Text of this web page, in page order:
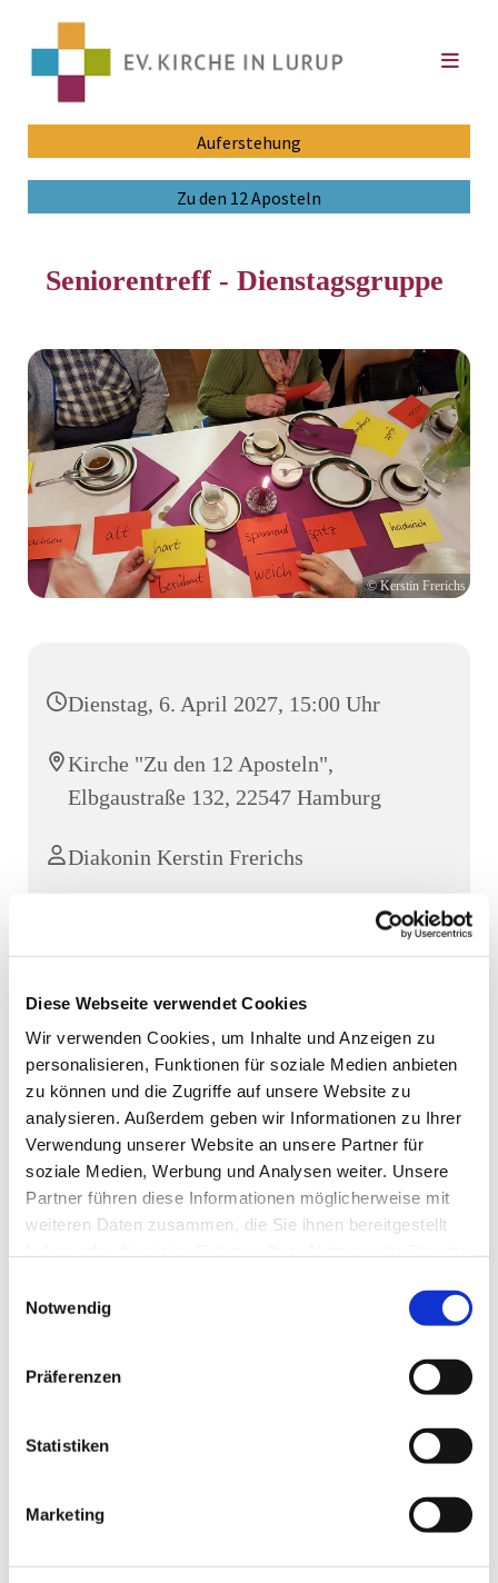
Diese Webseite verwendet Cookies
Wir verwenden Cookies, um Inhalte und Anzeigen zu
personalisieren, Funktionen für soziale Medien anbieten
zu können und die Zugriffe auf unsere Website zu
analysieren. Außerdem geben wir Informationen zu Ihrer
Verwendung unserer Website an unsere Partner für
soziale Medien, Werbung und Analysen weiter. Unsere
Partner führen diese Informationen möglicherweise mit
weiteren Daten zusammen, die Sie ihnen bereitgestellt
Notwendig
Präferenzen
Statistiken
Marketing
Auferstehung
Zu den 12 Aposteln
Seniorentreff - Dienstagsgruppe
© Kerstin Frerichs
Dienstag, 6. April 2027, 15:00 Uhr
Kirche "Zu den 12 Aposteln",
Elbgaustraße 132, 22547 Hamburg
Diakonin Kerstin Frerichs
zum Kaffeetrinken, Klönen und Austauschen über ein
Thema - von Heidi Kabel, über die Kartoffel bis hin zur
Elbphilharmonie kommen alle möglichen Themen auf
den Tisch. Mit viel Spaß und unterschiedlichsten
Methoden. Herzlich willkommen!